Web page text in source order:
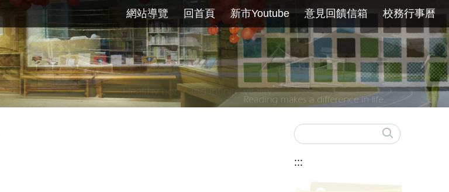
網站導覽 回首頁 新市Youtube 意見回饋信箱 校務行事曆
:::